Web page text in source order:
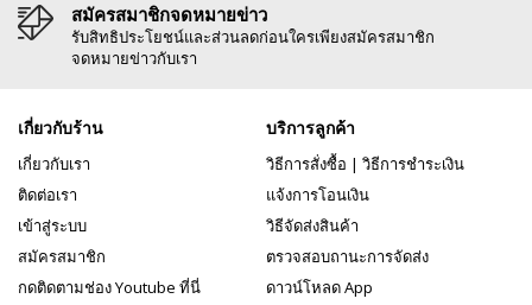
สมัครสมาชิกจดหมายข่าว
รับสิทธิประโยชน์และส่วนลดก่อนใครเพียงสมัครสมาชิก
จดหมายข่าวกับเรา
เกี่ยวกับร้าน
เกี่ยวกับเรา
ติดต่อเรา
เข้าสู่ระบบ
สมัครสมาชิก
กดติดตามช่อง Youtube ที่นี่
บริการลูกค้า
วิธีการสั่งซื้อ | วิธีการชำระเงิน
แจ้งการโอนเงิน
วิธีจัดส่งสินค้า
ตรวจสอบถานะการจัดส่ง
ดาวน์โหลด App